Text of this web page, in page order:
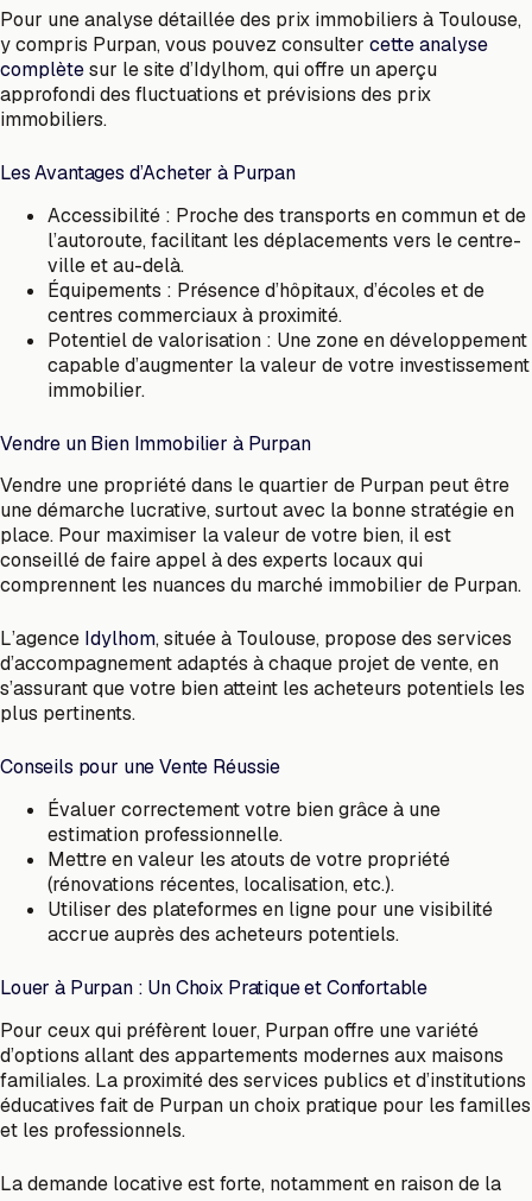
Pour une analyse détaillée des prix immobiliers à Toulouse,
y compris Purpan, vous pouvez consulter cette analyse
complètesur le site d’Idylhom, qui offre un aperçu
approfondi des fluctuations et prévisions des prix
immobiliers.
Les Avantages d’Acheter à Purpan
Accessibilité : Proche des transports en commun et de
l’autoroute, facilitant les déplacements vers le centre-
ville et au-delà.
Équipements : Présence d’hôpitaux, d’écoles et de
centres commerciaux à proximité.
Potentiel de valorisation : Une zone en développement
capable d’augmenter la valeur de votre investissement
immobilier.
Vendre un Bien Immobilier à Purpan
Vendre une propriété dans le quartier de Purpan peut être
une démarche lucrative, surtout avec la bonne stratégie en
place. Pour maximiser la valeur de votre bien, il est
conseillé de faire appel à des experts locaux qui
comprennent les nuances du marché immobilier de Purpan.
L’agence Idylhom, située à Toulouse, propose des services
d’accompagnement adaptés à chaque projet de vente, en
s’assurant que votre bien atteint les acheteurs potentiels les
plus pertinents.
Conseils pour une Vente Réussie
Évaluer correctement votre bien grâce à une
estimation professionnelle.
Mettre en valeur les atouts de votre propriété
(rénovations récentes, localisation, etc.).
Utiliser des plateformes en ligne pour une visibilité
accrue auprès des acheteurs potentiels.
Louer à Purpan : Un Choix Pratique et Confortable
Pour ceux qui préfèrent louer, Purpan offre une variété
d’options allant des appartements modernes aux maisons
familiales. La proximité des services publics et d’institutions
éducatives fait de Purpan un choix pratique pour les familles
et les professionnels.
La demande locative est forte, notamment en raison de la